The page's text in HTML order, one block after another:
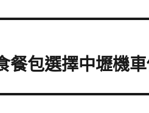
餐包選擇中壢機